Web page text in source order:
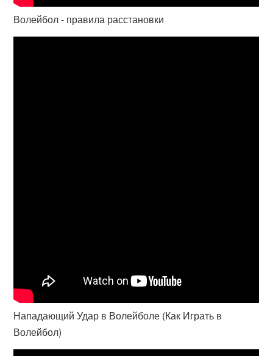
Волейбол - правила расстановки
Нападающий Удар в Волейболе (Как Играть в
Волейбол)